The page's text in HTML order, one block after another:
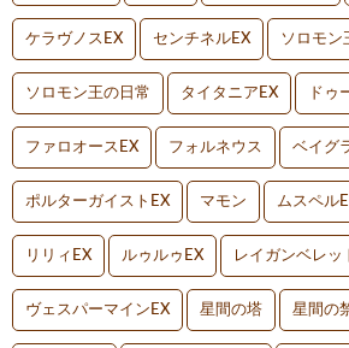
ケラヴノスEX センチネルEX ソロモン
ソロモン王の日常 タイタニアEX ドゥ
ファロオースEX フォルネウス ベイグ
ポルターガイストEX マモン ムスペル
リリィEX ルゥルゥEX レイガンベレッ
ヴェスパーマインEX 星間の塔 星間の